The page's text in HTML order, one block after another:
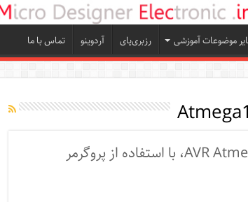
موضوعات آموزشی رزبری‌پای آردوینو تماس با ما
آموزش پروگرم کردن میکروکنترلر AVR Atmega16، با استفاده از پروگرمر